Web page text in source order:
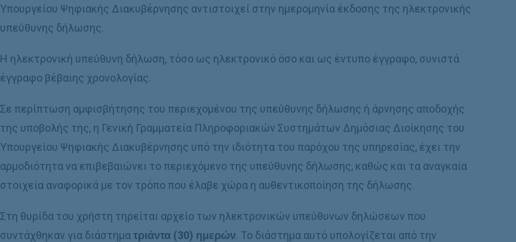
Υπουργείου Ψηφιακής Διακυβέρνησης αντιστοιχεί στην ημερομηνία έκδοσης της ηλεκτρονικής
υπεύθυνης δήλωσης.
Η ηλεκτρονική υπεύθυνη δήλωση, τόσο ως ηλεκτρονικό όσο και ως έντυπο έγγραφο, συνιστά
έγγραφο βέβαιης χρονολογίας.
Σε περίπτωση αμφισβήτησης του περιεχομένου της υπεύθυνης δήλωσης ή άρνησης αποδοχής
της υποβολής της, η Γενική Γραμματεία Πληροφοριακών Συστημάτων Δημόσιας Διοίκησης του
Υπουργείου Ψηφιακής Διακυβέρνησης υπό την ιδιότητα του παρόχου της υπηρεσίας, έχει την
αρμοδιότητα να επιβεβαιώνει το περιεχόμενο της υπεύθυνης δήλωσης, καθώς και τα αναγκαία
στοιχεία αναφορικά με τον τρόπο που έλαβε χώρα η αυθεντικοποίηση της δήλωσης.
Στη θυρίδα του χρήστη τηρείται αρχείο των ηλεκτρονικών υπεύθυνων δηλώσεων που
συντάχθηκαν για διάστηματριάντα (30) ημερών. Το διάστημα αυτό υπολογίζεται από την